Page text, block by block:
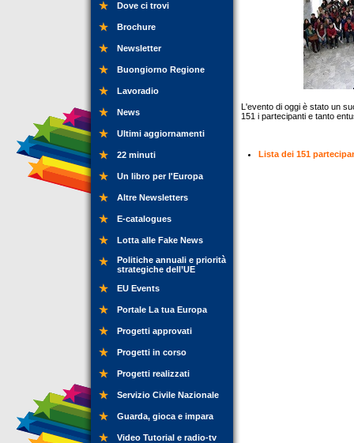
Dove ci trovi
Brochure
Newsletter
Buongiorno Regione
Lavoradio
News
Ultimi aggiornamenti
22 minuti
Un libro per l'Europa
Altre Newsletters
E-catalogues
Lotta alle Fake News
Politiche annuali e priorità
strategiche dell’UE
EU Events
Portale La tua Europa
Progetti approvati
Progetti in corso
Progetti realizzati
Servizio Civile Nazionale
Guarda, gioca e impara
Video Tutorial e radio-tv
L'evento di oggi è stato un
151 i partecipanti e tanto
Lista dei 151